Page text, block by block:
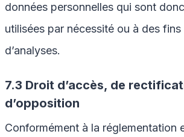
données personnelles qui sont
utilisées par nécessité ou à des
d’analyses.
7.3 Droit d’accès, de
d’opposition
Conformément à la réglementation